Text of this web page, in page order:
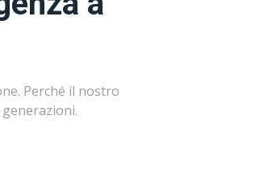
Perché il nostro